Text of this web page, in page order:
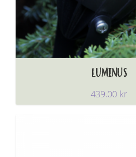
LUMINUS
439,00 kr